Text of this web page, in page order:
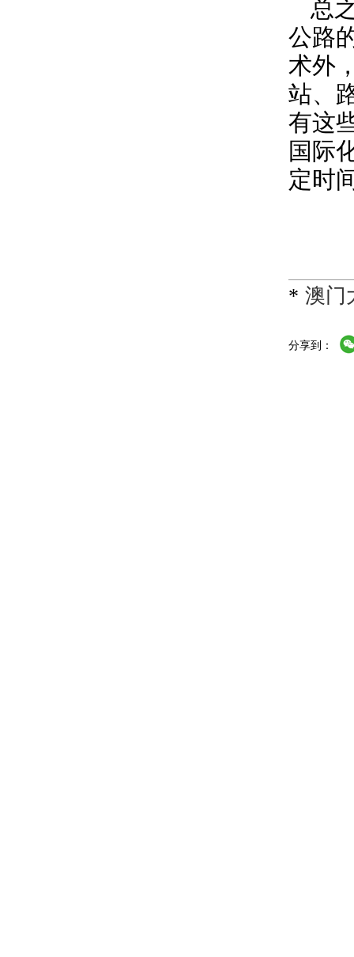
总
公路
术外
站、
有这
国际
定时
* 澳门
分享到：